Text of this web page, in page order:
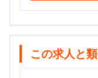
この求人と